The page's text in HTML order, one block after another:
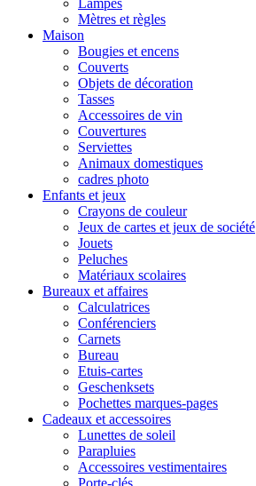
Lampes
Mètres et règles
Maison
Bougies et encens
Couverts
Objets de décoration
Tasses
Accessoires de vin
Couvertures
Serviettes
Animaux domestiques
cadres photo
Enfants et jeux
Crayons de couleur
Jeux de cartes et jeux de société
Jouets
Peluches
Matériaux scolaires
Bureaux et affaires
Calculatrices
Conférenciers
Carnets
Bureau
Etuis-cartes
Geschenksets
Pochettes marques-pages
Cadeaux et accessoires
Lunettes de soleil
Parapluies
Accessoires vestimentaires